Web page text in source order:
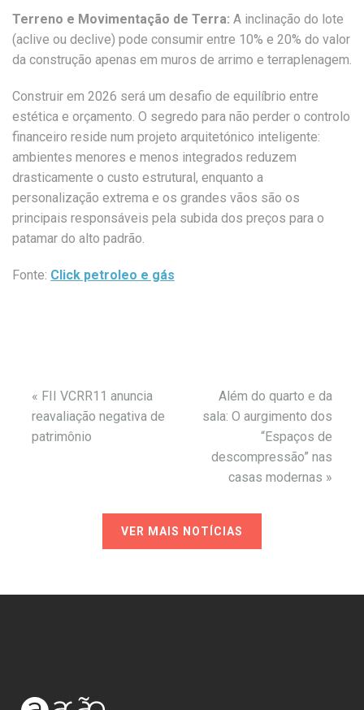
Terreno e Movimentação de Terra: A inclinação do lote
(aclive ou declive) pode consumir entre 10% e 20% do valor
da construção apenas em muros de arrimo e terraplenagem.
Construir em 2026 será um desafio de equilíbrio entre
estética e orçamento. O segredo para não perder o controlo
financeiro reside num projeto arquitetónico inteligente:
ambientes menores e menos integrados reduzem
drasticamente o custo estrutural, enquanto a
personalização extrema e os grandes vãos são os
principais responsáveis pela subida dos preços para o
patamar do alto padrão.
Fonte: Click petroleo e gás
« FII VCRR11 anuncia
reavaliação negativa de
patrimônio
Além do quarto e da
sala: O aurgimento dos
“Espaços de
descompressão” nas
casas modernas »
VER MAIS NOTÍCIAS